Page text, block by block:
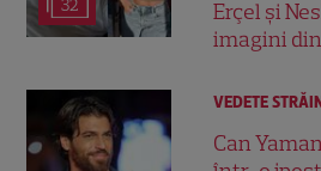
32
Erçel și
imagini
VEDETE
Can